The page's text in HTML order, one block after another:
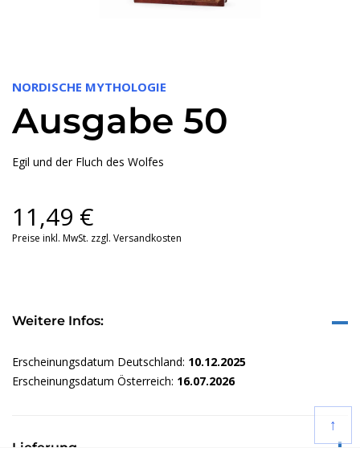
NORDISCHE MYTHOLOGIE
Ausgabe 50
Egil und der Fluch des Wolfes
11,49 €
Preise inkl. MwSt. zzgl. Versandkosten
Weitere Infos:
Erscheinungsdatum Deutschland: 10.12.2025
Erscheinungsdatum Österreich: 16.07.2026
Lieferung
↑